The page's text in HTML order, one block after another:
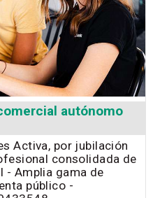
autónomo
Activa, por jubilación
consolidada de
- Amplia gama de
público -